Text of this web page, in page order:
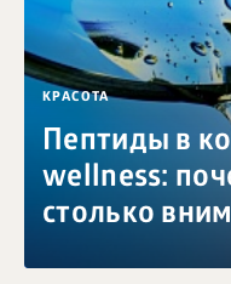
КРАСОТА
Пептиды в
wellness:
столько